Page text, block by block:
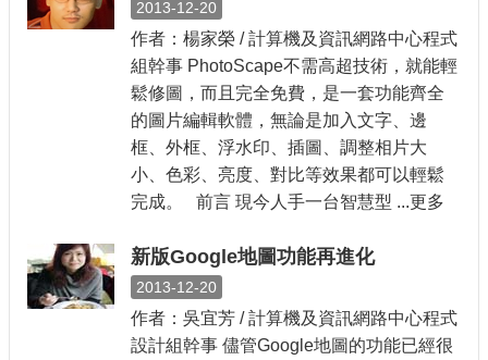
2013-12-20
作者：楊家榮 / 計算機及資訊網路中心程式
組幹事 PhotoScape不需高超技術，就能輕
鬆修圖，而且完全免費，是一套功能齊全
的圖片編輯軟體，無論是加入文字、邊
框、外框、浮水印、插圖、調整相片大
小、色彩、亮度、對比等效果都可以輕鬆
完成。 前言 現今人手一台智慧型 ...更多
新版Google地圖功能再進化
2013-12-20
作者：吳宜芳 / 計算機及資訊網路中心程式
設計組幹事 儘管Google地圖的功能已經很